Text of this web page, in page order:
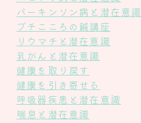
パーキンソン病と潜在意識
プチこころの鍼講座
リウマチと潜在意識
乳がんと潜在意識
健康を取り戻す
健康を引き寄せる
呼吸器疾患と潜在意識
喘息と潜在意識